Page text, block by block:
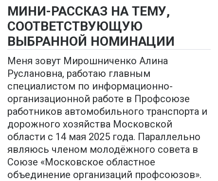
МИНИ-РАССКАЗ НА ТЕМУ,
СООТВЕТСТВУЮЩУЮ
ВЫБРАННОЙ НОМИНАЦИИ
Меня зовут Мирошниченко Алина
Руслановна, работаю главным
специалистом по информационно-
организационной работе в Профсоюзе
работников автомобильного транспорта и
дорожного хозяйства Московской
области с 14 мая 2025 года. Параллельно
являюсь членом молодёжного совета в
Союзе «Московское областное
объединение организаций профсоюзов».